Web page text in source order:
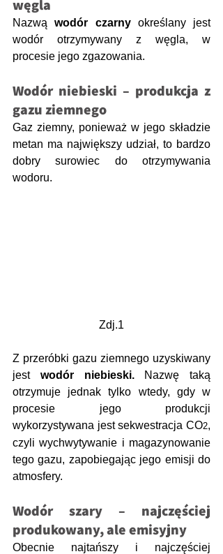
węgla
Nazwą wodór czarny określany jest
wodór otrzymywany z węgla, w
procesie jego zgazowania.
Wodór niebieski – produkcja z
gazu ziemnego
Gaz ziemny, ponieważ w jego składzie
metan ma największy udział, to bardzo
dobry surowiec do otrzymywania
wodoru.
Zdj.1
Z przeróbki gazu ziemnego uzyskiwany
jest wodór niebieski. Nazwę taką
otrzymuje jednak tylko wtedy, gdy w
procesie jego produkcji
wykorzystywana jest sekwestracja CO2,
czyli wychwytywanie i magazynowanie
tego gazu, zapobiegając jego emisji do
atmosfery.
Wodór szary – najczęściej
produkowany, ale emisyjny
Obecnie najtańszy i najczęściej